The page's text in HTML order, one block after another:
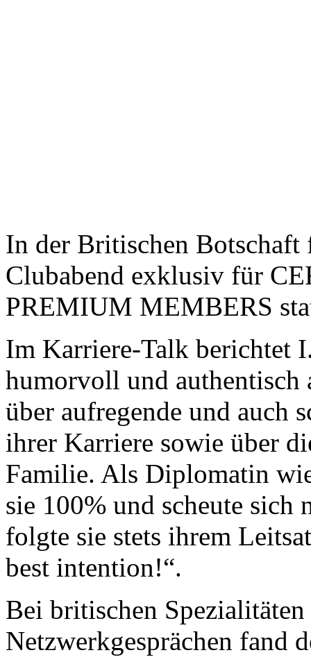
In der Britischen Botschaft
Clubabend exklusiv für
PREMIUM MEMBERS
Im Karriere-Talk berichtet
humorvoll und authentisch
über aufregende und auch
ihrer Karriere sowie über
Familie. Als Diplomatin
sie 100% und scheute
folgte sie stets ihrem
best intention!“.
Bei britischen
Netzwerkgesprächen fand